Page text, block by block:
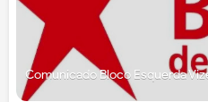
Comunicado Bloco Esquerda